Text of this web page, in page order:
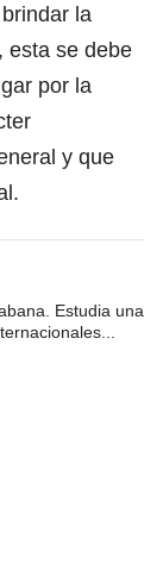
la
esta se debe
por la
y que
Estudia una